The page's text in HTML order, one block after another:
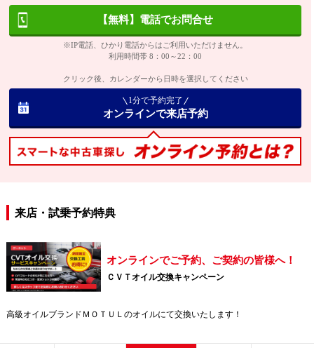
【無料】電話でお問合せ
※IP電話、ひかり電話からはご利用いただけません。
利用時間帯 8：00～22：00
クリック後、カレンダーから日時を選択してください
1分で予約完了
オンラインで来店予約
来店・試乗予約特典
オンラインでご予約、ご契約の皆様へ！
ＣＶＴオイル交換キャンペーン
高級オイルブランドＭＯＴＵＬのオイルにて交換いたします！